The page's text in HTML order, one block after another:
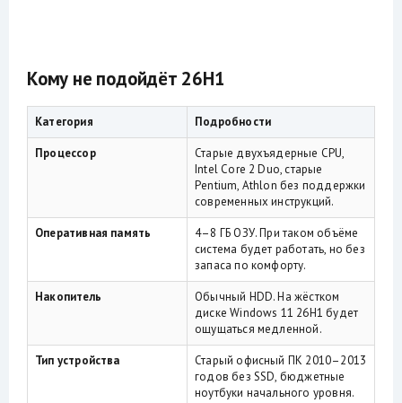
Кому не подойдёт 26H1
Категория Подробности
Процессор
Старые двухъядерные CPU,
Intel Core 2 Duo, старые
Pentium, Athlon без поддержки
современных инструкций.
Оперативная память
4–8 ГБ ОЗУ. При таком объёме
система будет работать, но без
запаса по комфорту.
Накопитель
Обычный HDD. На жёстком
диске Windows 11 26H1 будет
ощущаться медленной.
Тип устройства
Старый офисный ПК 2010–2013
годов без SSD, бюджетные
ноутбуки начального уровня.